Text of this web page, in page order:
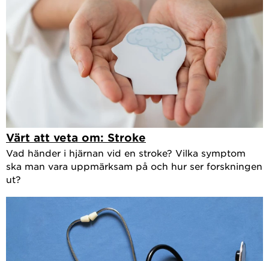
Värt att veta om: Stroke
Vad händer i hjärnan vid en stroke? Vilka symptom
ska man vara uppmärksam på och hur ser forskningen
ut?